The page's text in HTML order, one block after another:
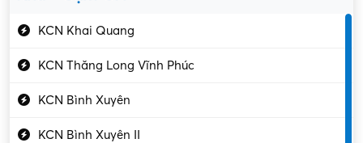
Kỹ sư điện
Kỹ thuật cao
Kỹ thuật mạng – IT
Làm bán thời gian
KCN Khai Quang
KCN Thăng Long Vĩnh Phúc
KCN Bình Xuyên
KCN Bình Xuyên II